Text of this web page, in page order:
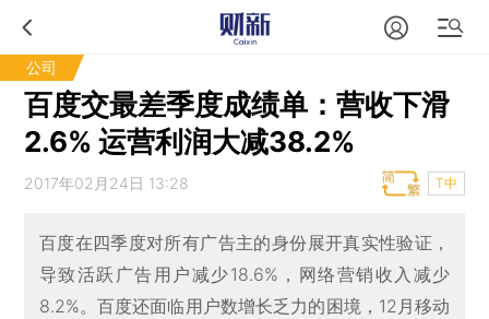
公司
百度交最差季度成绩单：营收下滑
2.6% 运营利润大减38.2%
2017年02月24日 13:28 T中
百度在四季度对所有广告主的身份展开真实性验证，
导致活跃广告用户减少18.6%，网络营销收入减少
8.2%。百度还面临用户数增长乏力的困境，12月移动